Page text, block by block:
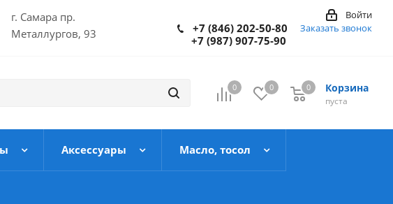
г. Самара пр.
Металлургов, 93
Войти
+7 (846) 202-50-80
+7 (987) 907-75-90
Заказать звонок
0 0 Корзина
пуста
0
Аксессуары Масло, тосол